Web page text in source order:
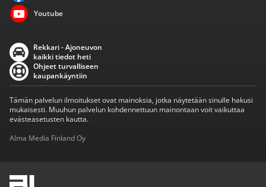
Youtube
Rekkari - Ajoneuvon
kaikki tiedot heti
Ohjeet turvalliseen
kaupankäyntiin
Tämän palvelun ilmoitukset ovat mainoksia, jotka näytetään sinulle hakusi
mukaisesti. Muuhun palvelun kohdennettuun mainontaan voit vaikuttaa
evästeasetusten kautta.
Alma Media Finland Oy